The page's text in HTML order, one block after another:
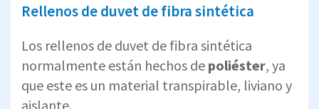
Rellenos de duvet de fibra sintética
Los rellenos de duvet de fibra sintética
normalmente están hechos de poliéster, ya
que este es un material transpirable, liviano y
aislante.